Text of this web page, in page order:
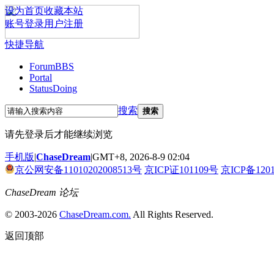
设为首页收藏本站
账号登录用户注册
快捷导航
ForumBBS
Portal
StatusDoing
搜索 搜索
请先登录后才能继续浏览
手机版|ChaseDream|GMT+8, 2026-8-9 02:04
京公网安备11010202008513号 京ICP证101109号 京ICP备
ChaseDream 论坛
© 2003-2026 ChaseDream.com. All Rights Reserved.
返回顶部